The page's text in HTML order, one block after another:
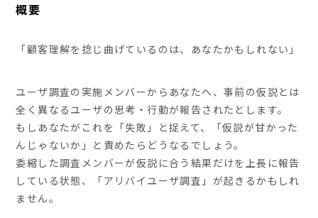
概要
「顧客理解を捻じ曲げているのは、あなたかもしれない」
ユーザ調査の実施メンバーからあなたへ、事前の仮説とは
全く異なるユーザの思考・行動が報告されたとします。
もしあなたがこれを「失敗」と捉えて、「仮説が甘かった
んじゃないか」と責めたらどうなるでしょう。
委縮した調査メンバーが仮説に合う結果だけを上長に報告
している状態、「アリバイユーザ調査」が起きるかもしれ
ません。